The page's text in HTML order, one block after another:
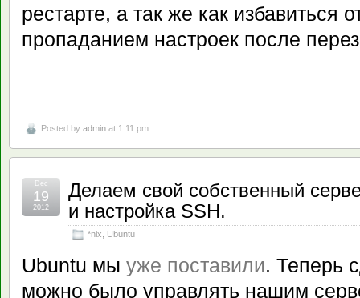
рестарте, а так же как избавиться
пропаданием настроек после
Posted by admin at 1:11 pm
Делаем свой собственный
и настройка SSH.
*nix Ubuntu
Dec
19
2012
Ubuntu мы уже поставили. Теперь
можно было управлять нашим